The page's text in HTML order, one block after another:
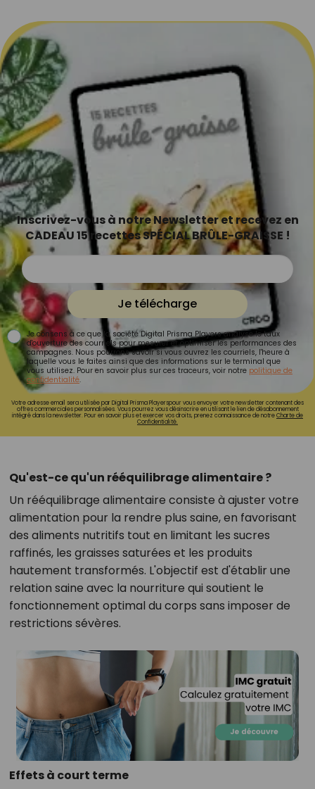
Inscrivez-vous à notre Newsletter et recevez en
CADEAU 15 recettes SPÉCIAL BRÛLE-GRAISSE !
Je télécharge
Je consens à ce que la société Digital Prisma Players analyse le taux
d'ouverture des courriels pour mesurer et optimiser les performances des
campagnes. Nous pourrons savoir si vous ouvrez les courriels, l'heure à
laquelle vous le faites ainsi que des informations sur le terminal que
vous utilisez. Pour en savoir plus sur ces traceurs, voir notre politique de
confidentialité.
Votre adresse email sera utilisée par Digital Prisma Playerspour vous envoyer votre newsletter contenant des
offres commerciales personnalisées. Vous pourrez vous désinscrire en utilisant le lien de désabonnement
intégré dans la newsletter. Pour en savoir plus et exercer vos droits, prenez connaissance de notreCharte de
Confidentialité.
Qu'est-ce qu'un rééquilibrage alimentaire ?
Un rééquilibrage alimentaire consiste à ajuster votre
alimentation pour la rendre plus saine, en favorisant
des aliments nutritifs tout en limitant les sucres
raffinés, les graisses saturées et les produits
hautement transformés. L'objectif est d'établir une
relation saine avec la nourriture qui soutient le
fonctionnement optimal du corps sans imposer de
restrictions sévères.
Effets à court terme